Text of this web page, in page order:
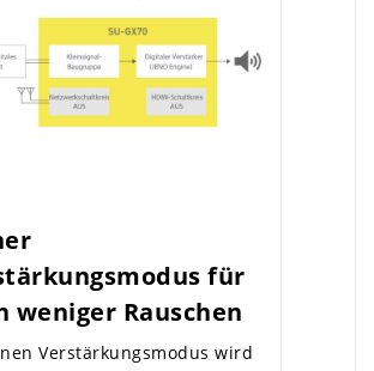
für
weniger Rauschen
Verstärkungsmodus wird